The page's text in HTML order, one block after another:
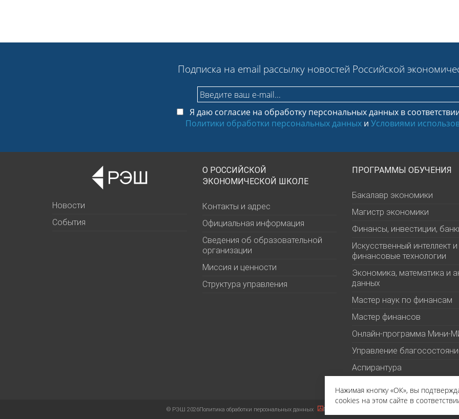
Подписка на email рассылку новостей Российской
Я даю согласие на обработку персональных данных в
Политики обработки персональных данныхи Условиями
Новости
События
О РОССИЙСКОЙ
ЭКОНОМИЧЕСКОЙ ШКОЛЕ
Контакты и адрес
Официальная информация
Сведения об образовательной
организации
Миссия и ценности
Структура управления
ПРОГРАММЫ ОБУЧЕНИЯ
Бакалавр экономики
Магистр экономики
Финансы, инвестиции,
Искусственный интеллект и
финансовые технологии
Экономика, математика и
данных
Мастер наук по финансам
Мастер финансов
Онлайн-программа Мини-
Управление
Аспирантура
©РЭШ 2026Политика обработки персональных данных Политика в отношении файлов cookies
Нажимая кнопку «ОК», вы
cookies на этом сайте в